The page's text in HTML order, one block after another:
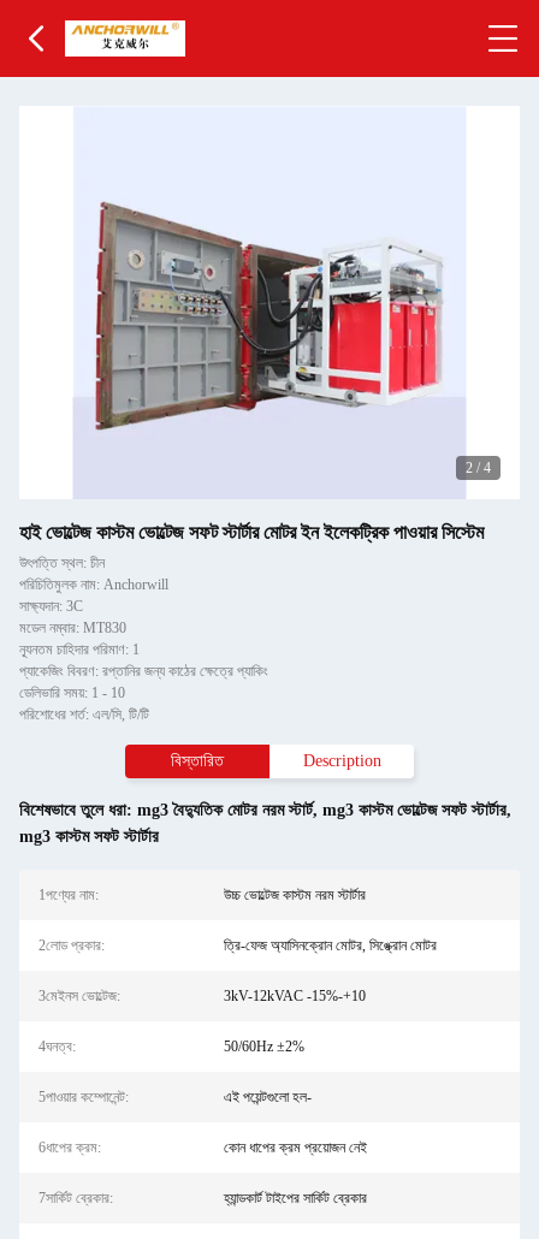
2 / 4
হাই ভোল্টেজ কাস্টম ভোল্টেজ সফট স্টার্টার মোটর ইন ইলেকট্রিক পাওয়ার সিস্টেম
উৎপত্তি স্থল: চীন
পরিচিতিমুলক নাম: Anchorwill
সাক্ষ্যদান: 3C
মডেল নম্বার: MT830
ন্যূনতম চাহিদার পরিমাণ: 1
প্যাকেজিং বিবরণ: রপ্তানির জন্য কাঠের ক্ষেত্রে প্যাকিং
ডেলিভারি সময়: 1 - 10
পরিশোধের শর্ত: এল/সি, টি/টি
বিস্তারিত Description
বিশেষভাবে তুলে ধরা: mg3 বৈদ্যুতিক মোটর নরম স্টার্ট, mg3 কাস্টম ভোল্টেজ সফট স্টার্টার,
mg3 কাস্টম সফট স্টার্টার
1পণ্যের নাম: উচ্চ ভোল্টেজ কাস্টম নরম স্টার্টার
2লোড প্রকার: ত্রি-ফেজ অ্যাসিনক্রোন মোটর, সিঙ্ক্রোন মোটর
3মেইনস ভোল্টেজ: 3kV-12kVAC -15%-+10
4ঘনত্ব: 50/60Hz ±2%
5পাওয়ার কম্পোনেন্ট: এই পয়েন্টগুলো হল-
6ধাপের ক্রম: কোন ধাপের ক্রম প্রয়োজন নেই
7সার্কিট ব্রেকার: হ্যান্ডকার্ট টাইপের সার্কিট ব্রেকার